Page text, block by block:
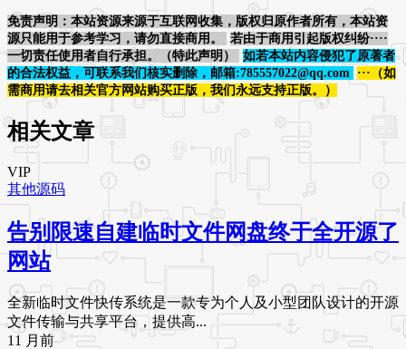
免责声明：本站资源来源于互联网收集，版权归原作者所有，本站资
源只能用于参考学习，请勿直接商用。
若由于商用引起版权纠纷····
一切责任使用者自行承担。（特此声明）
如若本站内容侵犯了原著者
的合法权益，可联系我们核实删除，邮箱:785557022@qq.com
···（如
需商用请去相关官方网站购买正版，我们永远支持正版。）
相关文章
VIP
其他源码
告别限速自建临时文件网盘终于全开源了
网站
全新临时文件快传系统是一款专为个人及小型团队设计的开源
文件传输与共享平台，提供高...
11 月前